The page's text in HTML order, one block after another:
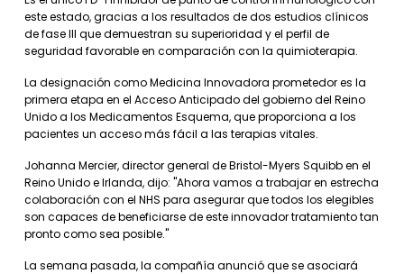
este estado, gracias a los resultados de dos estudios clínicos
de fase III que demuestran su superioridad y el perfil de
seguridad favorable en comparación con la quimioterapia.
La designación como Medicina Innovadora prometedor es la
primera etapa en el Acceso Anticipado del gobierno del Reino
Unido a los Medicamentos Esquema, que proporciona a los
pacientes un acceso más fácil a las terapias vitales.
Johanna Mercier, director general de Bristol-Myers Squibb en el
Reino Unido e Irlanda, dijo: "Ahora vamos a trabajar en estrecha
colaboración con el NHS para asegurar que todos los elegibles
son capaces de beneficiarse de este innovador tratamiento tan
pronto como sea posible."
La semana pasada, la compañía anunció que se asociará